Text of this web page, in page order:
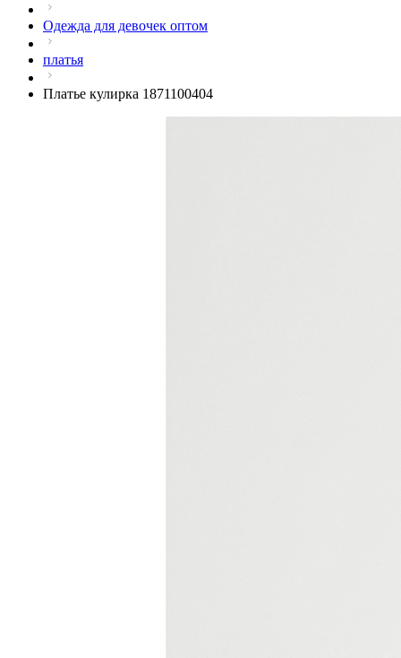
Одежда для девочек оптом
платья
Платье кулирка 1871100404